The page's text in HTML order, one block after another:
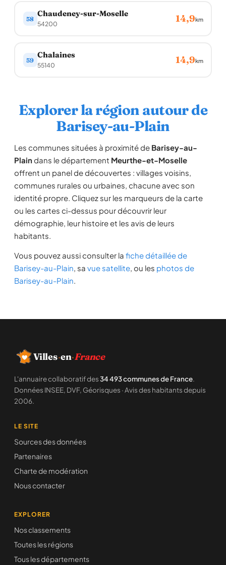
58
Chaudeney-sur-Moselle
54200 14,9km
59
Chalaines
55140 14,9km
Explorer la région autour de
Barisey-au-Plain
Les communes situées à proximité de Barisey-au-
Plaindans le département Meurthe-et-Moselle
offrent un panel de découvertes : villages voisins,
communes rurales ou urbaines, chacune avec son
identité propre. Cliquez sur les marqueurs de la carte
ou les cartes ci-dessus pour découvrir leur
démographie, leur histoire et les avis de leurs
habitants.
Vous pouvez aussi consulter la fiche détaillée de
Barisey-au-Plain, sa vue satellite, ou les photos de
Barisey-au-Plain.
Villes·en·France
L'annuaire collaboratif des34 493 communes de France.
Données INSEE, DVF, Géorisques · Avis des habitants depuis
2006.
LE SITE
Sources des données
Partenaires
Charte de modération
Nous contacter
EXPLORER
Nos classements
Toutes les régions
Tous les départements